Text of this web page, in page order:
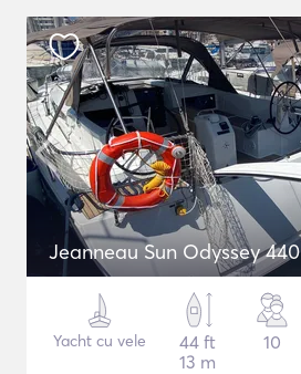
Jeanneau Sun Odyssey 440
Yacht cu vele
44 ft
13 m
10